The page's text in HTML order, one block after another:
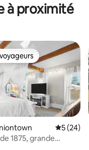
à proximité
les plus appréciés
5 (24)
1875, grande